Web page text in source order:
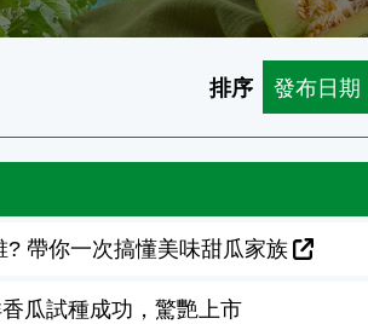
排序 發布日期
帶你一次搞懂美味甜瓜家族
瓜試種成功，驚艷上市